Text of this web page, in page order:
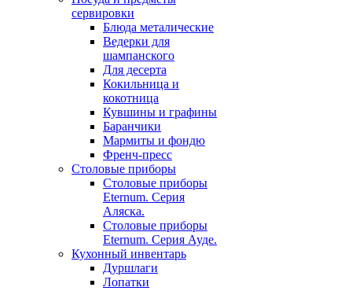
сервировки
Блюда металические
Ведерки для
шампанского
Для десерта
Кокильница и
кокотница
Кувшины и графины
Баранчики
Мармиты и фондю
Френч-пресс
Столовые приборы
Столовые приборы
Eternum. Серия
Аляска.
Столовые приборы
Eternum. Серия Ауде.
Кухонный инвентарь
Дуршлаги
Лопатки